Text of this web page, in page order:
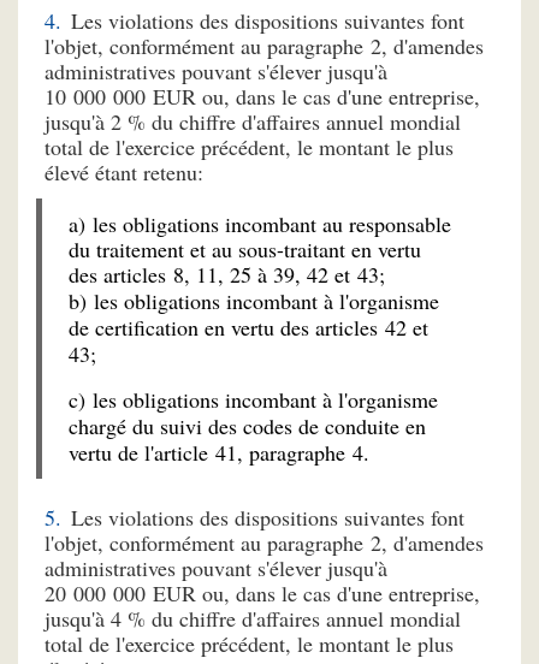
Les violations des dispositions suivantes font
l'objet, conformément au paragraphe 2, d'amendes
administratives pouvant s'élever jusqu'à
10 000 000 EUR ou, dans le cas d'une entreprise,
jusqu'à 2 % du chiffre d'affaires annuel mondial
total de l'exercice précédent, le montant le plus
élevé étant retenu:
a) les obligations incombant au responsable
du traitement et au sous-traitant en vertu
des articles 8, 11, 25 à 39, 42 et 43;
b) les obligations incombant à l'organisme
de certification en vertu des articles 42 et
43;
c) les obligations incombant à l'organisme
chargé du suivi des codes de conduite en
vertu de l'article 41, paragraphe 4.
Les violations des dispositions suivantes font
l'objet, conformément au paragraphe 2, d'amendes
administratives pouvant s'élever jusqu'à
20 000 000 EUR ou, dans le cas d'une entreprise,
jusqu'à 4 % du chiffre d'affaires annuel mondial
total de l'exercice précédent, le montant le plus